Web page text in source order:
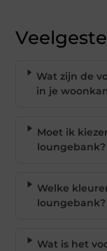
Wat zijn de
in je
Moet ik
loungebank?
Welke
loungebank?
Wat is het